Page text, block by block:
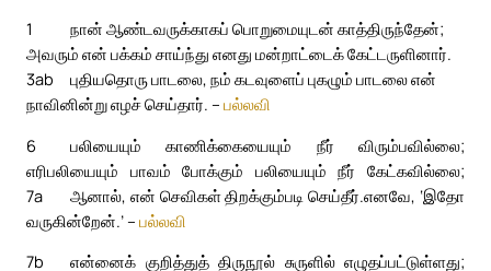
1
நான் ஆண்டவருக்காகப் பொறுமையுடன் காத்திருந்தேன்;
அவரும் என் பக்கம் சாய்ந்து எனது மன்றாட்டைக் கேட்டருளினார்.
3ab
புதியதொரு பாடலை, நம் கடவுளைப் புகழும் பாடலை என்
நாவினின்று எழச் செய்தார். – பல்லவி
6
பலியையும் காணிக்கையையும் நீர் விரும்பவில்லை;
எரிபலியையும் பாவம் போக்கும் பலியையும் நீர் கேட்கவில்லை;
ஆனால், என் செவிகள் திறக்கும்படி செய்தீர்.
7a
எனவே, ‘இதோ
வருகின்றேன்.’ – பல்லவி
7b
என்னைக் குறித்துத் திருநூல் சுருளில் எழுதப்பட்டுள்ளது;